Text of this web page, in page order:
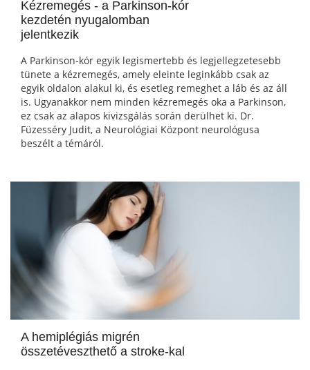
Kézremegés - a Parkinson-kór
kezdetén nyugalomban
jelentkezik
A Parkinson-kór egyik legismertebb és legjellegzetesebb
tünete a kézremegés, amely eleinte leginkább csak az
egyik oldalon alakul ki, és esetleg remeghet a láb és az áll
is. Ugyanakkor nem minden kézremegés oka a Parkinson,
ez csak az alapos kivizsgálás során derülhet ki. Dr.
Füzesséry Judit, a Neurológiai Központ neurológusa
beszélt a témáról.
A hemiplégiás migrén
összetéveszthető a stroke-kal